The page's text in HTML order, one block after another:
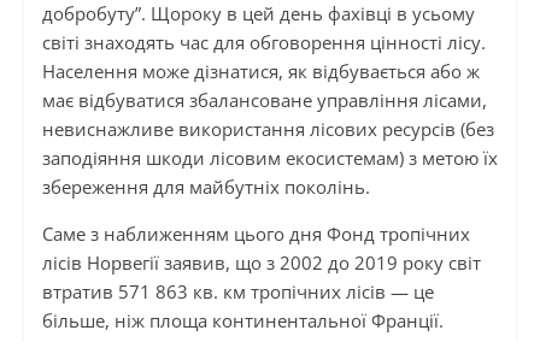
добробуту”. Щороку в цей день фахівці в усьому
світі знаходять час для обговорення цінності лісу.
Населення може дізнатися, як відбувається або ж
має відбуватися збалансоване управління лісами,
невиснажливе використання лісових ресурсів (без
заподіяння шкоди лісовим екосистемам) з метою їх
збереження для майбутніх поколінь.
Саме з наближенням цього дня Фонд тропічних
лісів Норвегії заявив, що з 2002 до 2019 року світ
втратив 571 863 кв. км тропічних лісів — це
більше, ніж площа континентальної Франції.